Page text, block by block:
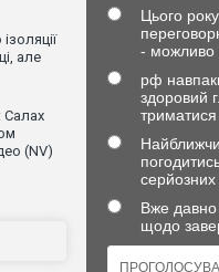
але
Салах
(NV)
Цього
- можливо
рф
здоровий
серйозних
Вже давно
щодо